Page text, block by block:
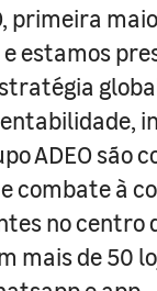
primeira
estamos
ADEO são
combate à
no centro
mais de 50